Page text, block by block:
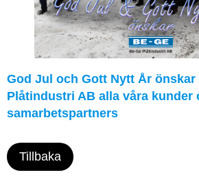
God Jul och Gott Nytt År önskar
Plåtindustri AB alla våra kunder
samarbetspartners
Tillbaka